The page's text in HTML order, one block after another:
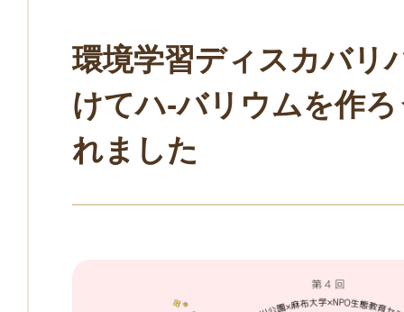
環境学習ディスカバリ
けてハ-バリウムを作
れました